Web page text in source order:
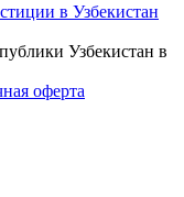
в Узбекистан
Узбекистан в
оферта